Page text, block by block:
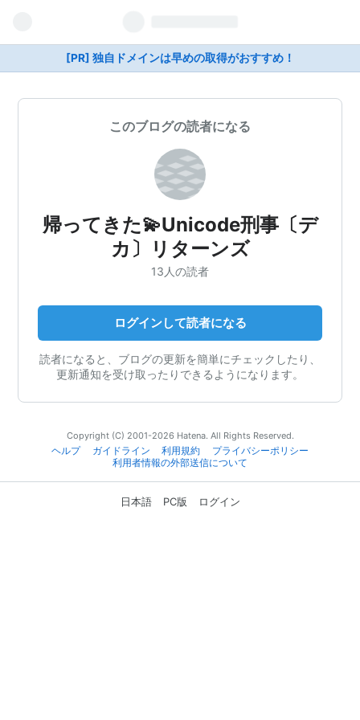
[PR] 独自ドメインは早めの取得がおすすめ！
このブログの読者になる
帰ってきた💫Unicode刑事〔デ
カ〕リターンズ
13人の読者
ログインして読者になる
読者になると、ブログの更新を簡単にチェックしたり、
更新通知を受け取ったりできるようになります。
Copyright (C) 2001-2026 Hatena. All Rights Reserved.
ヘルプ
ガイドライン 利用規約
プライバシーポリシー
利用者情報の外部送信について
日本語 PC版 ログイン